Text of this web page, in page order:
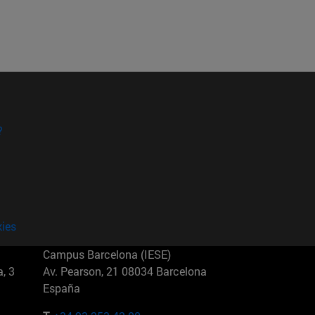
3
Campus Barcelona (IESE)
Av. Pearson, 21 08034 Barcelona
España